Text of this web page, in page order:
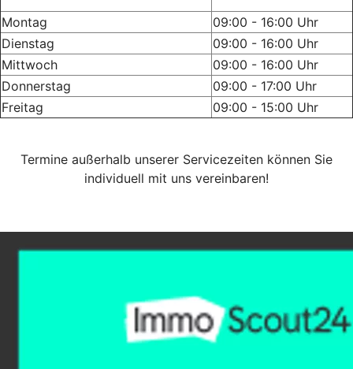
Montag
09:00 - 16:00 Uhr
Dienstag
09:00 - 16:00 Uhr
Mittwoch
09:00 - 16:00 Uhr
Donnerstag
09:00 - 17:00 Uhr
Freitag
09:00 - 15:00 Uhr
Termine außerhalb unserer Servicezeiten können Sie
individuell mit uns vereinbaren!